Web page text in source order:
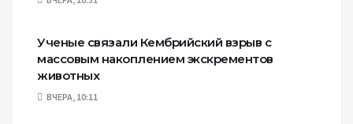
Ученые связали Кембрийский взрыв с
массовым накоплением экскрементов
животных
ВЧЕРА, 10:11